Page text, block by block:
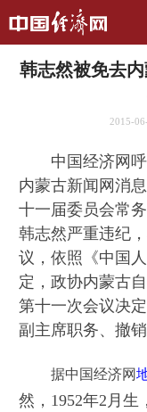
韩志然被免去
2015-
中国经济网呼
内蒙古新闻网消
十一届委员会常
韩志然严重违纪
议，依照《中国
定，政协内蒙古
第十一次会议决
副主席职务、撤
据中国经济网
然，1952年2月